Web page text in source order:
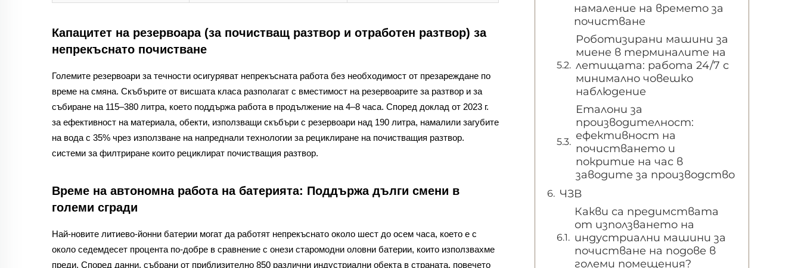
Капацитет на резервоара (за почистващ разтвор и отработен разтвор) за
непрекъснато почистване
Големите резервоари за течности осигуряват непрекъсната работа без необходимост от презареждане по
време на смяна. Скъбърите от висшата класа разполагат с вместимост на резервоарите за разтвор и за
събиране на 115–380 литра, което поддържа работа в продължение на 4–8 часа. Според доклад от 2023 г.
за ефективност на материала, обекти, използващи скъбъри с резервоари над 190 литра, намалили загубите
на вода с 35% чрез използване на напреднали технологии за рециклиране на почистващия разтвор.
системи за филтриране които рециклират почистващия разтвор.
Време на автономна работа на батерията: Поддържа дълги смени в
големи сгради
Най-новите литиево-йонни батерии могат да работят непрекъснато около шест до осем часа, което е с
около седемдесет процента по-добре в сравнение с онези старомодни оловни батерии, които използвахме
преди. Според данни, събрани от приблизително 850 различни индустриални обекта в страната, повечето
намаление на времето за
почистване
Роботизирани машини за
миене в терминалите на
летищата: работа 24/7 с
минимално човешко
наблюдение
Еталони за
производителност:
ефективност на
почистването и
покритие на час в
заводите за производство
ЧЗВ
Какви са предимствата
от използването на
индустриални машини за
почистване на подове в
големи помещения?